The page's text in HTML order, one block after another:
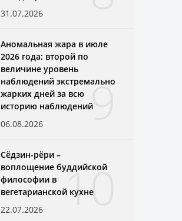
31.07.2026
9
Аномальная жара в июле
2026 года: второй по
величине уровень
наблюдений экстремально
жарких дней за всю
историю наблюдений
06.08.2026
10
Сёдзин-рёри –
воплощение буддийской
философии в
вегетарианской кухне
22.07.2026